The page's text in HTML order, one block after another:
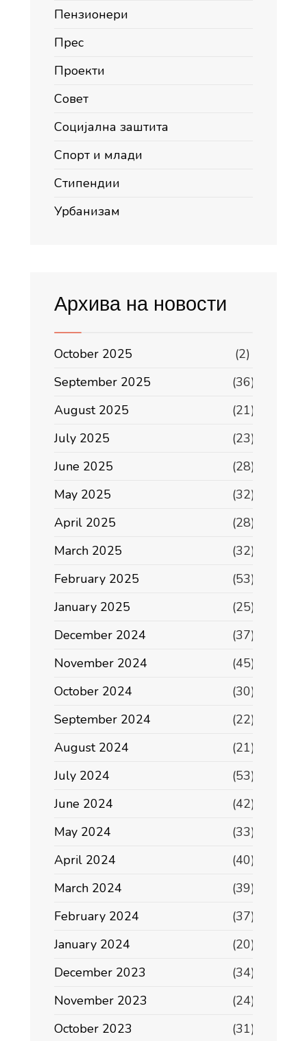
Пензионери
Прес
Проекти
Совет
Социјална заштита
Спорт и млади
Стипендии
Урбанизам
Архива на новости
October 2025
(2)
September 2025
(36)
August 2025
(21)
July 2025
(23)
June 2025
(28)
May 2025
(32)
April 2025
(28)
March 2025
(32)
February 2025
(53)
January 2025
(25)
December 2024
(37)
November 2024
(45)
October 2024
(30)
September 2024
(22)
August 2024
(21)
July 2024
(53)
June 2024
(42)
May 2024
(33)
April 2024
(40)
March 2024
(39)
February 2024
(37)
January 2024
(20)
December 2023
(34)
November 2023
(24)
October 2023
(31)